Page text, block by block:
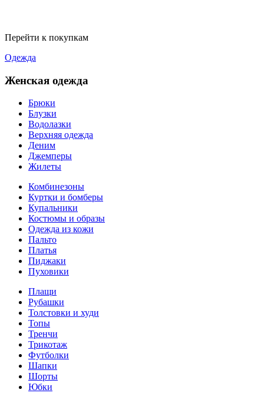
Перейти к покупкам
Одежда
Женская одежда
Брюки
Блузки
Водолазки
Верхняя одежда
Деним
Джемперы
Жилеты
Комбинезоны
Куртки и бомберы
Купальники
Костюмы и образы
Одежда из кожи
Пальто
Платья
Пиджаки
Пуховики
Плащи
Рубашки
Толстовки и худи
Топы
Тренчи
Трикотаж
Футболки
Шапки
Шорты
Юбки